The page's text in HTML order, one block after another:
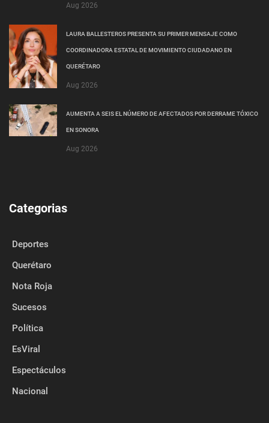
Aug 2026
LAURA BALLESTEROS PRESENTA SU PRIMER MENSAJE COMO
COORDINADORA ESTATAL DE MOVIMIENTO CIUDADANO EN
QUERÉTARO
Aug 2026
AUMENTA A SEIS EL NÚMERO DE AFECTADOS POR DERRAME TÓXICO
EN SONORA
Aug 2026
Categorias
Deportes
Querétaro
Nota Roja
Sucesos
Política
EsViral
Espectáculos
Nacional